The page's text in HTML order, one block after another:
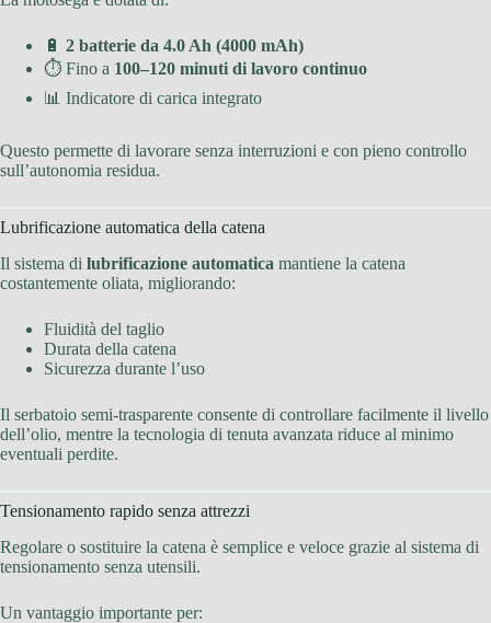
🔋 2 batterie da 4.0 Ah (4000 mAh)
⏱ Fino a 100–120 minuti di lavoro continuo
📊 Indicatore di carica integrato
Questo permette di lavorare senza interruzioni e con pieno controllo
sull’autonomia residua.
Lubrificazione automatica della catena
Il sistema di lubrificazione automatica mantiene la catena
costantemente oliata, migliorando:
Fluidità del taglio
Durata della catena
Sicurezza durante l’uso
Il serbatoio semi-trasparente consente di controllare facilmente il livello
dell’olio, mentre la tecnologia di tenuta avanzata riduce al minimo
eventuali perdite.
Tensionamento rapido senza attrezzi
Regolare o sostituire la catena è semplice e veloce grazie al sistema di
tensionamento senza utensili.
Un vantaggio importante per: